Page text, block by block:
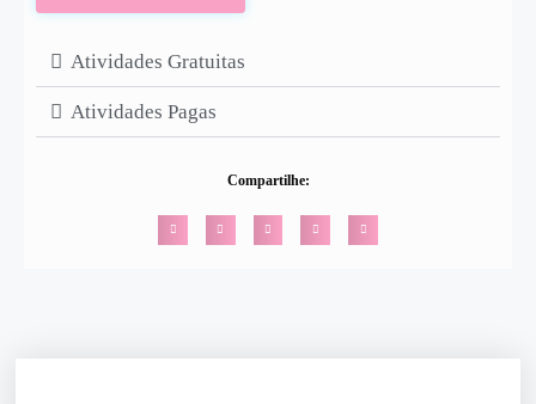
Atividades Gratuitas
Atividades Pagas
Compartilhe: